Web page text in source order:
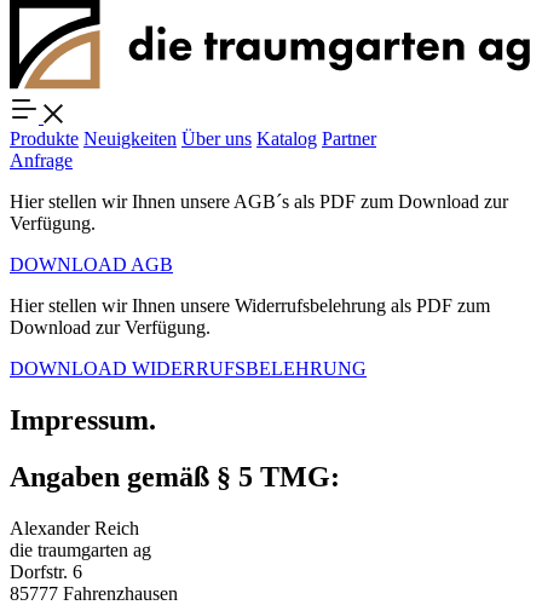
Produkte Neuigkeiten Über uns Katalog Partner
Anfrage
Hier stellen wir Ihnen unsere AGB´s als PDF zum Download zur
Verfügung.
DOWNLOAD AGB
Hier stellen wir Ihnen unsere Widerrufsbelehrung als PDF zum
Download zur Verfügung.
DOWNLOAD WIDERRUFSBELEHRUNG
Impressum.
Angaben gemäß § 5 TMG:
Alexander Reich
die traumgarten ag
Dorfstr. 6
85777 Fahrenzhausen